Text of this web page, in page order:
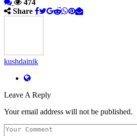
474
Share
kushdainik
Leave A Reply
Your email address will not be published.